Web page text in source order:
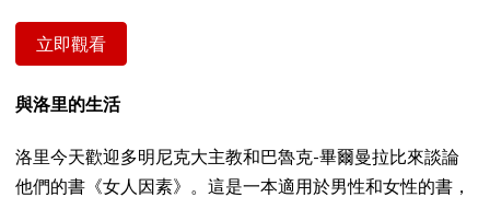
立即觀看
與洛里的生活
洛里今天歡迎多明尼克大主教和巴魯克-畢爾曼拉比來談論
他們的書《女人因素》。這是一本適用於男性和女性的書，